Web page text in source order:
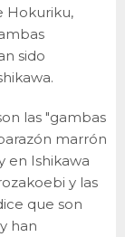
Hokuriku,
sido
las "gambas
marrón
en Ishikawa
y las
que son
han